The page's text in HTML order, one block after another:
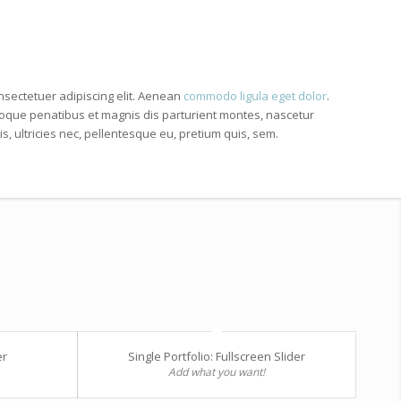
adipiscing elit. Aenean commodo ligula eget dolor.
penatibus et magnis dis parturient montes, nascetur
ultricies nec, pellentesque eu, pretium quis, sem.
Single Portfolio: Fullscreen Slider
Add what you want!